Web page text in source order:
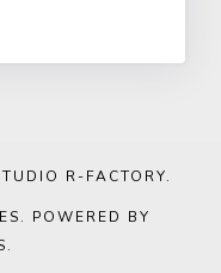
R-FACTORY.
. POWERED BY
.